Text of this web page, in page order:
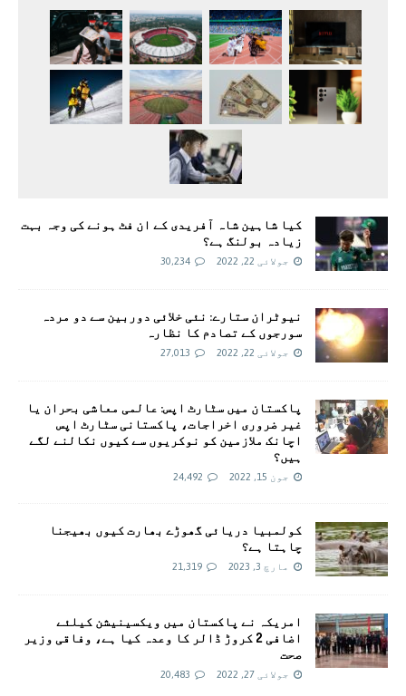
کیا شاہین شاہ آفریدی کے ان فٹ ہونے کی وجہ بہت
زیادہ بولنگ ہے؟
جولائی 22, 2022 30,234
نیوٹران ستارے: نئی خلائی دوربین سے دو مردہ
سورجوں کے تصادم کا نظارہ
جولائی 22, 2022 27,013
پاکستان میں سٹارٹ اپس: عالمی معاشی بحران یا
غیر ضروری اخراجات، پاکستانی سٹارٹ اپس
اچانک ملازمین کو نوکریوں سے کیوں نکالنے لگے
ہیں؟
جون 15, 2022 24,492
کولمبیا دریائی گھوڑے بھارت کیوں بھیجنا
چاہتا ہے؟
مارچ 3, 2023 21,319
امريکہ نے پاکستان میں ویکسینیشن کیلئے
اضافی 2 کروڑ ڈالر کا وعدہ کیا ہے، وفاقی وزیر
صحت
جولائی 27, 2022 20,483